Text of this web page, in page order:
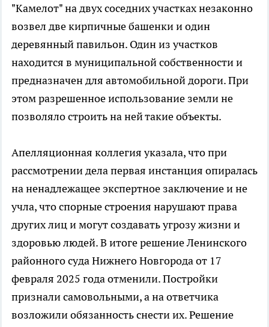
"Камелот" на двух соседних участках незаконно
возвел две кирпичные башенки и один
деревянный павильон. Один из участков
находится в муниципальной собственности и
предназначен для автомобильной дороги. При
этом разрешенное использование земли не
позволяло строить на ней такие объекты.
Апелляционная коллегия указала, что при
рассмотрении дела первая инстанция опиралась
на ненадлежащее экспертное заключение и не
учла, что спорные строения нарушают права
других лиц и могут создавать угрозу жизни и
здоровью людей. В итоге решение Ленинского
районного суда Нижнего Новгорода от 17
февраля 2025 года отменили. Постройки
признали самовольными, а на ответчика
возложили обязанность снести их. Решение